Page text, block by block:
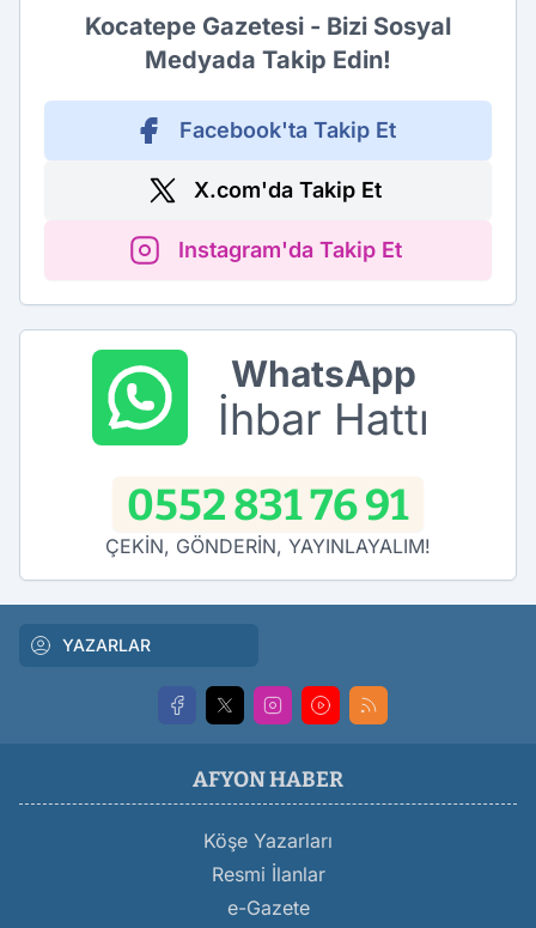
Kocatepe Gazetesi - Bizi Sosyal
Medyada Takip Edin!
Facebook'ta Takip Et
X.com'da Takip Et
Instagram'da Takip Et
WhatsApp
İhbar Hattı
0552 831 76 91
ÇEKİN, GÖNDERİN, YAYINLAYALIM!
YAZARLAR
AFYON HABER
Köşe Yazarları
Resmi İlanlar
e-Gazete